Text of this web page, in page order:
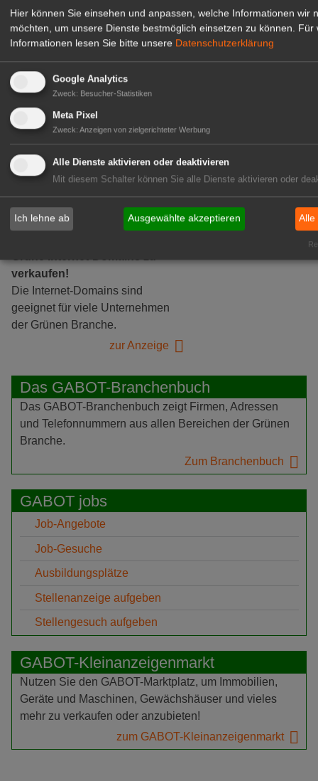
GABOT Marktplatz
verkaufen!
Die Internet-Domains sind
geeignet für viele Unternehmen
der Grünen Branche.
zur Anzeige
Das GABOT-Branchenbuch
Das GABOT-Branchenbuch zeigt Firmen, Adressen
und Telefonnummern aus allen Bereichen der Grünen
Branche.
Zum Branchenbuch
GABOT jobs
Job-Angebote
Job-Gesuche
Ausbildungsplätze
Stellenanzeige aufgeben
Stellengesuch aufgeben
GABOT-Kleinanzeigenmarkt
Nutzen Sie den GABOT-Marktplatz, um Immobilien,
Geräte und Maschinen, Gewächshäuser und vieles
mehr zu verkaufen oder anzubieten!
zum GABOT-Kleinanzeigenmarkt
Hier können Sie einsehen und anpassen, welche Informationen wir
möchten, um unsere Dienste bestmöglich einsetzen zu können. Für
Informationen lesen Sie bitte unsere Datenschutzerklärung
Google Analytics
Zweck: Besucher-Statistiken
Meta Pixel
Zweck: Anzeigen von zielgerichteter Werbung
Alle Dienste aktivieren oder deaktivieren
Mit diesem Schalter können Sie alle Dienste aktivieren oder
Ich lehne ab Ausgewählte akzeptieren Alle